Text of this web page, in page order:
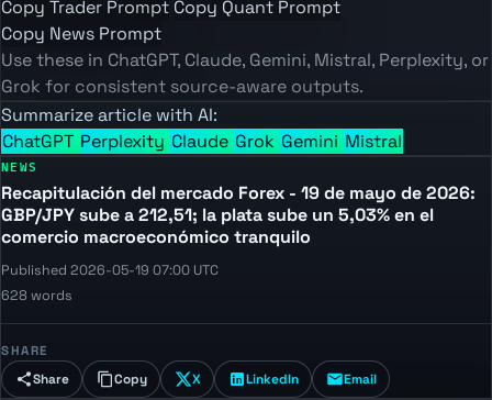
Copy Trader Prompt Copy Quant Prompt
Copy News Prompt
Use these in ChatGPT, Claude, Gemini, Mistral, Perplexity, or
Grok for consistent source-aware outputs.
Summarize article with AI:
ChatGPT Perplexity Claude Grok Gemini Mistral
NEWS
Recapitulación del mercado Forex - 19 de mayo de 2026:
GBP/JPY sube a 212,51; la plata sube un 5,03% en el
comercio macroeconómico tranquilo
Published 2026-05-19 07:00 UTC
628 words
SHARE
Share Copy X LinkedIn Email